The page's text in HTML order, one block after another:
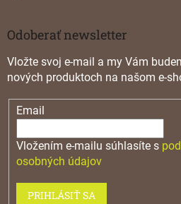
Odoberať newsletter
Vložte svoj e-mail a my Vám
nových produktoch na našom e-
Email
Vložením e-mailu súhlasíte s
osobných údajov
PRIHLÁSIŤ SA